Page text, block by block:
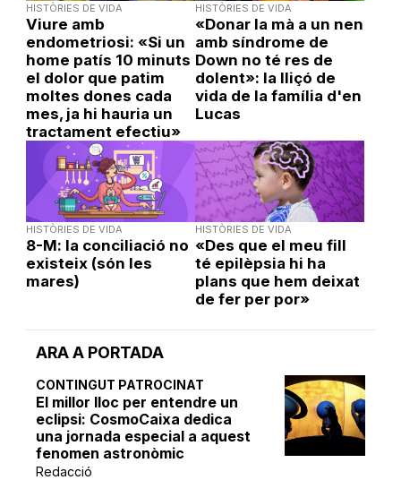
ARA A PORTADA
CONTINGUT PATROCINAT
El millor lloc per entendre un
eclipsi: CosmoCaixa dedica
una jornada especial a aquest
fenomen astronòmic
Redacció
HISTÒRIES DE VIDA
Viure amb
endometriosi: «Si un
home patís 10 minuts
el dolor que patim
moltes dones cada
mes, ja hi hauria un
tractament efectiu»
HISTÒRIES DE VIDA
«Donar la mà a un nen
amb síndrome de
Down no té res de
dolent»: la lliçó de
vida de la família d'en
Lucas
HISTÒRIES DE VIDA
8-M: la conciliació no
existeix (són les
mares)
HISTÒRIES DE VIDA
«Des que el meu fill
té epilèpsia hi ha
plans que hem deixat
de fer per por»